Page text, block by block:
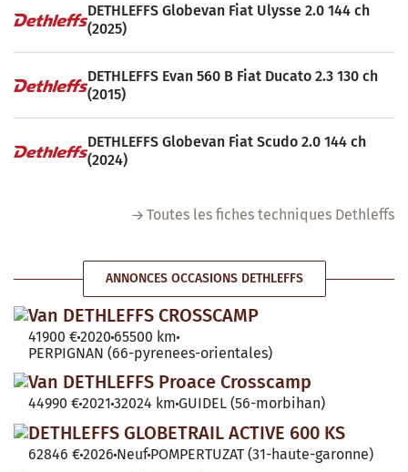
DETHLEFFS Globevan Fiat Ulysse 2.0 144 ch
(2025)
DETHLEFFS Evan 560 B Fiat Ducato 2.3 130 ch
(2015)
DETHLEFFS Globevan Fiat Scudo 2.0 144 ch
(2024)
Toutes les fiches techniques Dethleffs
ANNONCES OCCASIONS DETHLEFFS
Van DETHLEFFS CROSSCAMP
41900 €2020 65500 km
PERPIGNAN (66-pyrenees-orientales)
Van DETHLEFFS Proace Crosscamp
44990 €2021 32024 km GUIDEL (56-morbihan)
DETHLEFFS GLOBETRAIL ACTIVE 600 KS
62846 €2026 Neuf POMPERTUZAT (31-haute-garonne)